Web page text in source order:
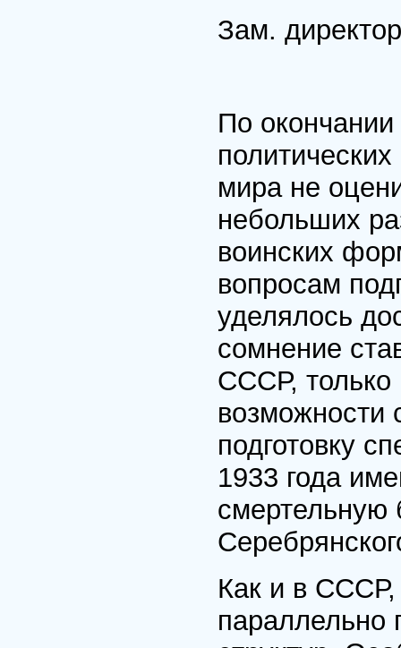
Зам.
По
мира не
небольших
воинских
вопросам
уделялось
сомнение
СССР, только
возможности
подготовку
1933 года
Как и в СССР,
параллельно